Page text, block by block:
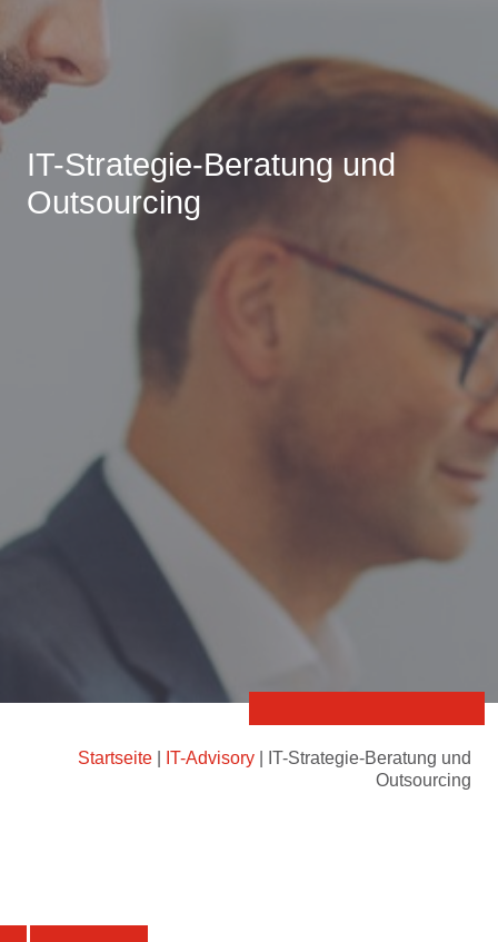
IT-Strategie-Beratung und
Outsourcing
Startseite IT-Advisory
IT-Strategie-Beratung und
Outsourcing